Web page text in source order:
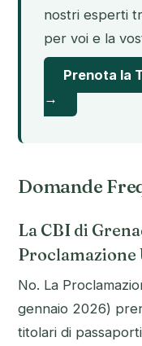
nostri esperti
per voi e la
Prenota la
→
Domande
La CBI di
Proclamazione
No. La
gennaio 2026)
titolari di